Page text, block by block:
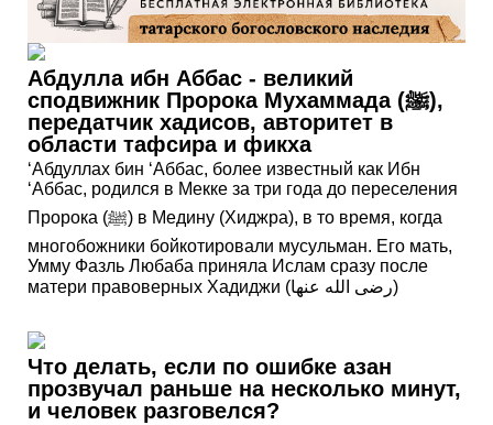
Абдулла ибн Аббас - великий
сподвижник Пророка Мухаммада (ﷺ),
передатчик хадисов, авторитет в
области тафсира и фикха
‘Абдуллах бин ‘Аббас, более известный как Ибн
‘Аббас, родился в Мекке за три года до переселения
Пророка (ﷺ) в Медину (Хиджра), в то время, когда
многобожники бойкотировали мусульман. Его мать,
Умму Фазль Любаба приняла Ислам сразу после
матери правоверных Хадиджи (رضى الله عنها)
Что делать, если по ошибке азан
прозвучал раньше на несколько минут,
и человек разговелся?